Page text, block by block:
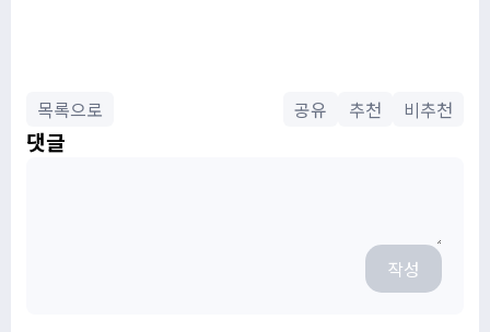
목록으로 공유 추천 비추천
댓글
작성